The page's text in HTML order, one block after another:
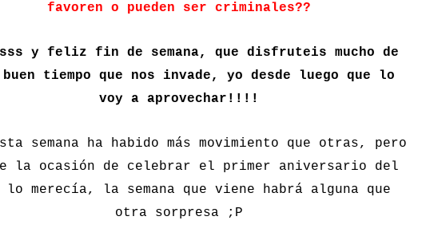
favoren o pueden ser criminales??
y feliz fin de semana, que disfruteis mucho de
tiempo que nos invade, yo desde luego que lo
voy a aprovechar!!!!
semana ha habido más movimiento que otras, pero
la ocasión de celebrar el primer aniversario del
lo merecía, la semana que viene habrá alguna que
otra sorpresa ;P